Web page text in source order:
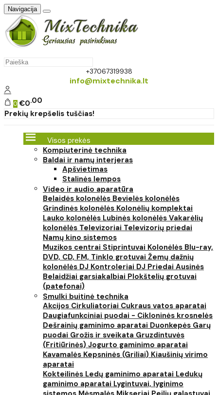
Navigacija
+37067319938
info@mixtechnika.lt
0 €0 00
Prekių krepšelis tuščias!
Visos prekės
Kompiuterinė technika
Baldai ir namų interjeras
Apšvietimas
Stalinės lempos
Video ir audio aparatūra
Belaidės kolonėlės Bevielės kolonėlės
Grindinės kolonėlės Kolonėlių komplektai
Lauko kolonėlės Lubinės kolonėlės Vakarėlių
kolonėlės Televizoriai Televizorių priedai
Namų kino sistemos
Muzikos centrai Stiprintuvai Kolonėlės Blu-ray,
DVD, CD, FM, Tinklo grotuvai Žemų dažnių
kolonėlės DJ Kontroleriai DJ Priedai Ausinės
Belaidžiai garsiakalbiai Plokštelių grotuvai
(patefonai)
Smulki buitinė technika
Akcijos Cirkuliatoriai Cukraus vatos aparatai
Daugiafunkciniai puodai - Cikloninės krosnelės
Dešrainių gaminimo aparatai Duonkepės Garų
puodai Grožis ir sveikata Gruzdintuvės
(Fritiūrinės) Jogurto gaminimo aparatai
Kavamalės Kepsninės (Griliai) Kiaušinių virimo
aparatai
Kokteilinės Ledų gaminimo aparatai Ledukų
gaminimo aparatai Lygintuvai, lyginimo